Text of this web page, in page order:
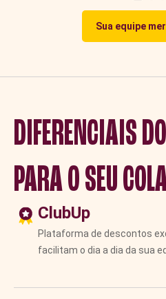
Sua equipe
DIFERENCIAIS
PARA O SEU
ClubUp
Plataforma de descontos
facilitam o dia a dia da sua